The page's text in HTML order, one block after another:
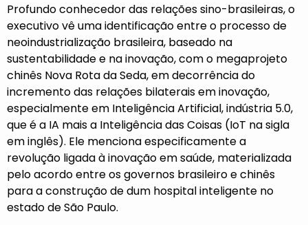
Profundo conhecedor das relações sino-brasileiras, o
executivo vê uma identificação entre o processo de
neoindustrialização brasileira, baseado na
sustentabilidade e na inovação, com o megaprojeto
chinês Nova Rota da Seda, em decorrência do
incremento das relações bilaterais em inovação,
especialmente em Inteligência Artificial, indústria 5.0,
que é a IA mais a Inteligência das Coisas (IoT na sigla
em inglês). Ele menciona especificamente a
revolução ligada à inovação em saúde, materializada
pelo acordo entre os governos brasileiro e chinês
para a construção de dum hospital inteligente no
estado de São Paulo.